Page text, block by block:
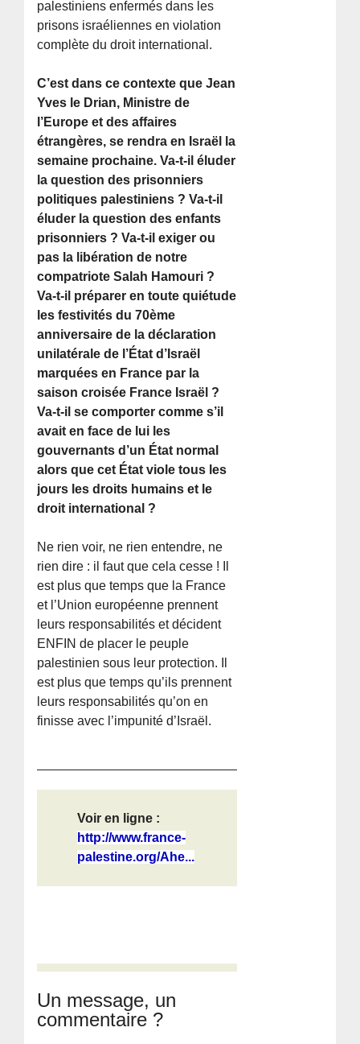
palestiniens enfermés dans les
prisons israéliennes en violation
complète du droit international.
C’est dans ce contexte que Jean
Yves le Drian, Ministre de
l’Europe et des affaires
étrangères, se rendra en Israël la
semaine prochaine. Va-t-il éluder
la question des prisonniers
politiques palestiniens ? Va-t-il
éluder la question des enfants
prisonniers ? Va-t-il exiger ou
pas la libération de notre
compatriote Salah Hamouri ?
Va-t-il préparer en toute quiétude
les festivités du 70ème
anniversaire de la déclaration
unilatérale de l’État d’Israël
marquées en France par la
saison croisée France Israël ?
Va-t-il se comporter comme s’il
avait en face de lui les
gouvernants d’un État normal
alors que cet État viole tous les
jours les droits humains et le
droit international ?
Ne rien voir, ne rien entendre, ne
rien dire : il faut que cela cesse ! Il
est plus que temps que la France
et l’Union européenne prennent
leurs responsabilités et décident
ENFIN de placer le peuple
palestinien sous leur protection. Il
est plus que temps qu’ils prennent
leurs responsabilités qu’on en
finisse avec l’impunité d’Israël.
Voir en ligne :
http://www.france-
palestine.org/Ahe...
Un message, un
commentaire ?